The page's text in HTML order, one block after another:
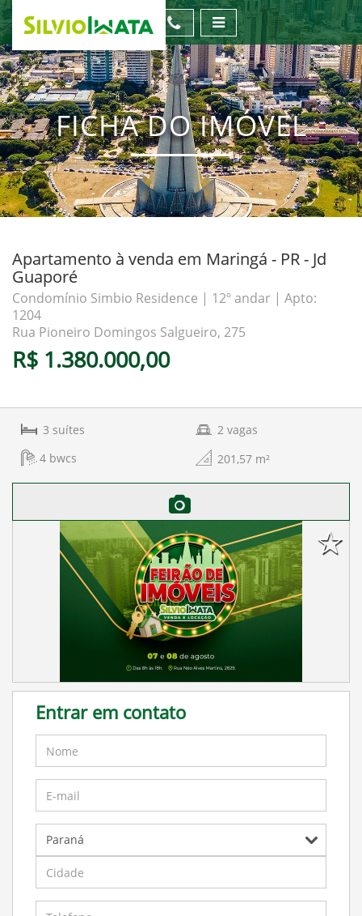
FICHA DO IMÓVEL
Apartamento à venda em Maringá - PR - Jd
Guaporé
Condomínio Simbio Residence | 12º andar | Apto:
1204
Rua Pioneiro Domingos Salgueiro, 275
R$ 1.380.000,00
3 suítes
4 bwcs
2vagas
201,57 m²
Entrar em contato